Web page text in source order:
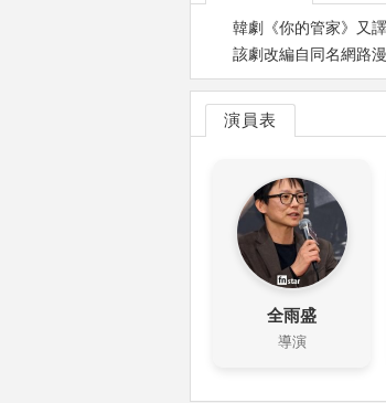
韓劇《你的管家》又
該劇改編自同名網路
演員表
全雨盛
導演